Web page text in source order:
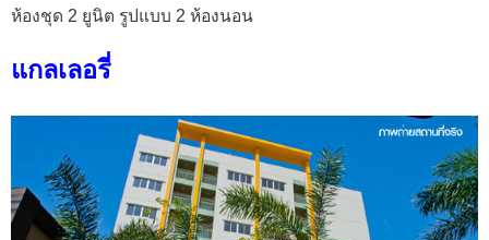
ห้องชุด 2 ยูนิต รูปแบบ 2 ห้องนอน
แกลเลอรี่